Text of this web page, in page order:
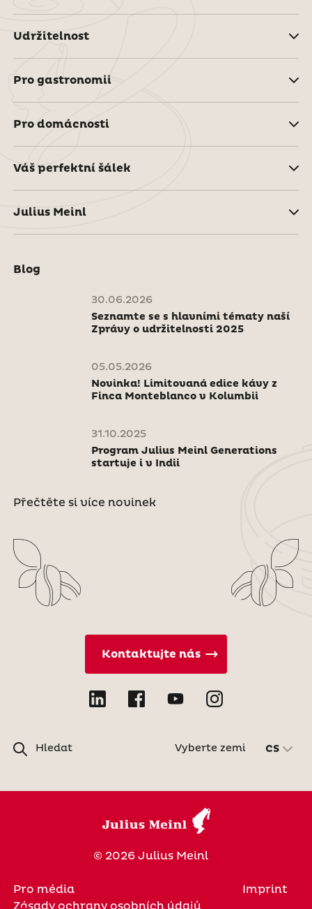
Udržitelnost
Pro gastronomii
Pro domácnosti
Váš perfektní šálek
Julius Meinl
Blog
30.06.2026
Seznamte se s hlavními tématy naší
Zprávy o udržitelnosti 2025
05.05.2026
Novinka! Limitovaná edice kávy z
Finca Monteblanco v Kolumbii
31.10.2025
Program Julius Meinl Generations
startuje i v Indii
Přečtěte si více novinek
Hledat
Kontaktujte nás
Vyberte zemi CS
© 2026 Julius Meinl
Pro média
Imprint